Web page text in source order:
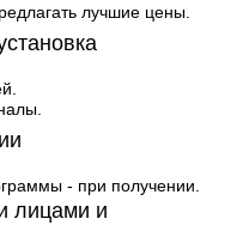
лучшие цены.
- при получении.
лицами и